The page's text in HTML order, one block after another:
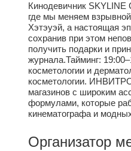
Кинодевичник
где мы меняем
Хэтэуэй, а настоящая
сохранив при этом
получить подарки и
журнала.Тайминг:
косметологии и
косметологии.
магазинов с широким
формулами, которые
кинематографа и
Организатор